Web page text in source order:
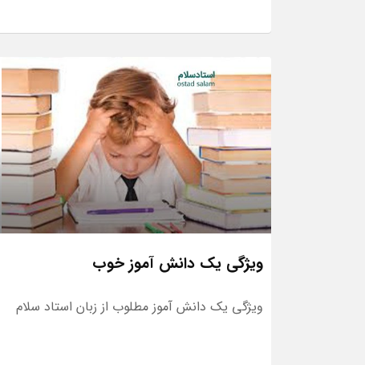
ویژگی یک دانش آموز خوب
ویژگی یک دانش آموز مطلوب از زبان استاد سلام